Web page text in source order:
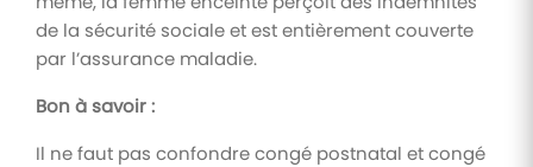
de la sécurité sociale et est entièrement couverte
par l’assurance maladie.
Bon à savoir :
Il ne faut pas confondre congé postnatal et congé